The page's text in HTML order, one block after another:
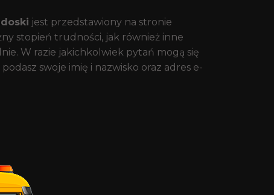
jest przedstawiony na stronie
stopień trudności, jak również inne
W razie jakichkolwiek pytań mogą się
swoje imię i nazwisko oraz adres e-